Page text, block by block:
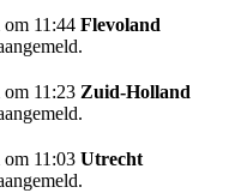
11:44 Flevoland
11:23 Zuid-Holland
11:03 Utrecht